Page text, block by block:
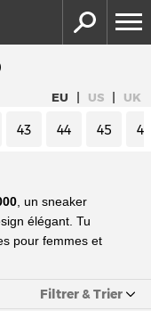
EU | US | UK
43 44 45 46
, un sneaker
élégant. Tu
pour femmes et
Filtrer & Trier